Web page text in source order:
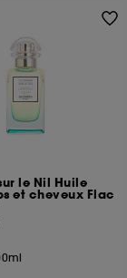
le Nil Huile
et cheveux Flac